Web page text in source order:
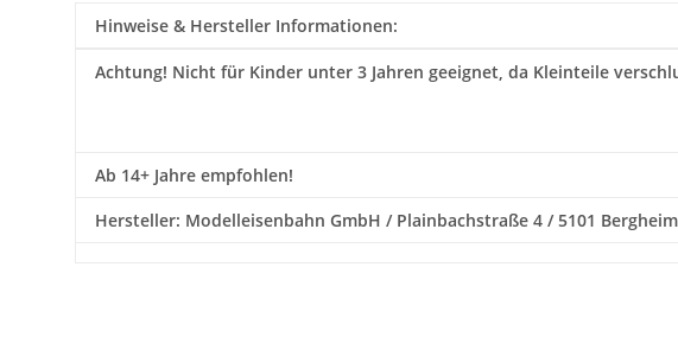
Hinweise & Hersteller Informationen:
Achtung! Nicht für Kinder unter 3 Jahren geeignet, da Kleinteile
Ab 14+ Jahre empfohlen!
Hersteller: Modelleisenbahn GmbH / Plainbachstraße 4 / 5101